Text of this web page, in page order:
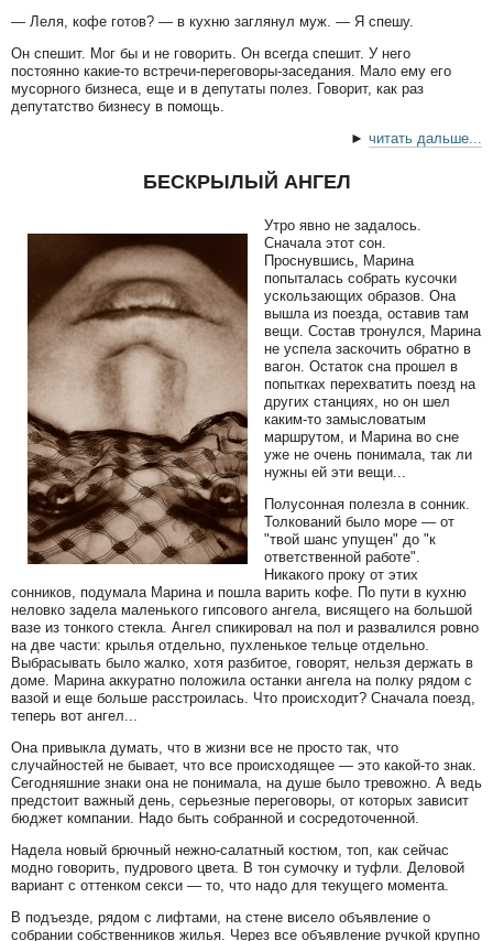
— Леля, кофе готов? — в кухню заглянул муж. — Я спешу.
Он спешит. Мог бы и не говорить. Он всегда спешит. У него
постоянно какие-то встречи-переговоры-заседания. Мало ему его
мусорного бизнеса, еще и в депутаты полез. Говорит, как раз
депутатство бизнесу в помощь.
► читать дальше...
БЕСКРЫЛЫЙ АНГЕЛ
Утро явно не задалось.
Сначала этот сон.
Проснувшись, Марина
попыталась собрать кусочки
ускользающих образов. Она
вышла из поезда, оставив там
вещи. Состав тронулся, Марина
не успела заскочить обратно в
вагон. Остаток сна прошел в
попытках перехватить поезд на
других станциях, но он шел
каким-то замысловатым
маршрутом, и Марина во сне
уже не очень понимала, так ли
нужны ей эти вещи...
Полусонная полезла в сонник.
Толкований было море — от
"твой шанс упущен" до "к
ответственной работе".
Никакого проку от этих
сонников, подумала Марина и пошла варить кофе. По пути в кухню
неловко задела маленького гипсового ангела, висящего на большой
вазе из тонкого стекла. Ангел спикировал на пол и развалился ровно
на две части: крылья отдельно, пухленькое тельце отдельно.
Выбрасывать было жалко, хотя разбитое, говорят, нельзя держать в
доме. Марина аккуратно положила останки ангела на полку рядом с
вазой и еще больше расстроилась. Что происходит? Сначала поезд,
теперь вот ангел...
Она привыкла думать, что в жизни все не просто так, что
случайностей не бывает, что все происходящее — это какой-то знак.
Сегодняшние знаки она не понимала, на душе было тревожно. А ведь
предстоит важный день, серьезные переговоры, от которых зависит
бюджет компании. Надо быть собранной и сосредоточенной.
Надела новый брючный нежно-салатный костюм, топ, как сейчас
модно говорить, пудрового цвета. В тон сумочку и туфли. Деловой
вариант с оттенком секси — то, что надо для текущего момента.
В подъезде, рядом с лифтами, на стене висело объявление о
собрании собственников жилья. Через все объявление ручкой крупно